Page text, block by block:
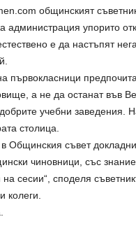
общинският
упорито
е да настъпят
първокласници
а не да останат във
учебни заведения.
столица.
в Общинския съвет
чиновници, със
сесии“, споделя
колеги.